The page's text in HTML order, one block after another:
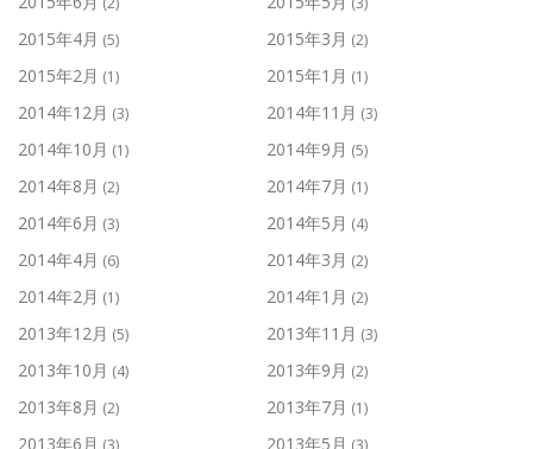
2015年4月 (5) 2015年3月 (2)
2015年2月 (1) 2015年1月 (1)
2014年12月 (3) 2014年11月 (3)
2014年10月 (1) 2014年9月 (5)
2014年8月 (2) 2014年7月 (1)
2014年6月 (3) 2014年5月 (4)
2014年4月 (6) 2014年3月 (2)
2014年2月 (1) 2014年1月 (2)
2013年12月 (5) 2013年11月 (3)
2013年10月 (4) 2013年9月 (2)
2013年8月 (2) 2013年7月 (1)
2013年6月 (3) 2013年5月 (3)